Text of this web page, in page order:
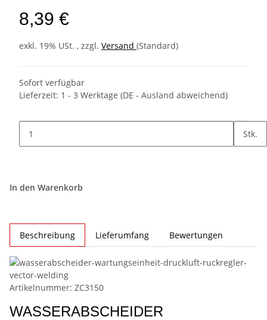
8,39 €
exkl. 19% USt. , zzgl. Versand (Standard)
Sofort verfügbar
Lieferzeit: 1 - 3 Werktage (DE - Ausland abweichend)
Stk.
In den Warenkorb
Beschreibung Lieferumfang Bewertungen
Artikelnummer: ZC3150
WASSERABSCHEIDER